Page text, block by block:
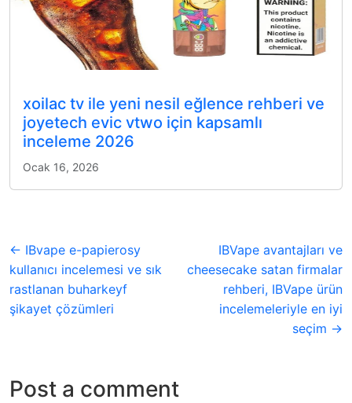
xoilac tv ile yeni nesil eğlence rehberi ve
joyetech evic vtwo için kapsamlı
inceleme 2026
Ocak 16, 2026
← IBvape e-papierosy
kullanıcı incelemesi ve sık
rastlanan buharkeyf
şikayet çözümleri
IBVape avantajları ve
cheesecake satan firmalar
rehberi, IBVape ürün
incelemeleriyle en iyi
seçim →
Post a comment